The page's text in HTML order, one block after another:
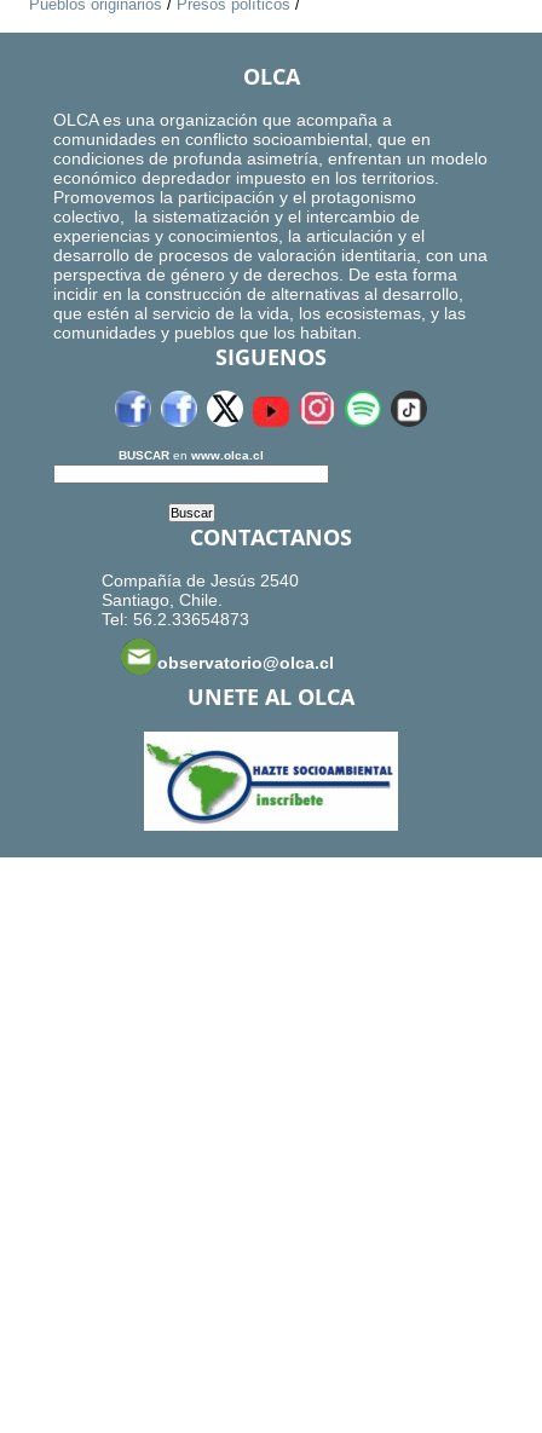
Pueblos originarios / Presos políticos /
OLCA
OLCA es una organización que acompaña a
comunidades en conflicto socioambiental, que en
condiciones de profunda asimetría, enfrentan un modelo
económico depredador impuesto en los territorios.
Promovemos la participación y el protagonismo
colectivo, la sistematización y el intercambio de
experiencias y conocimientos, la articulación y el
desarrollo de procesos de valoración identitaria, con una
perspectiva de género y de derechos. De esta forma
incidir en la construcción de alternativas al desarrollo,
que estén al servicio de la vida, los ecosistemas, y las
comunidades y pueblos que los habitan.
SIGUENOS
BUSCAR en www.olca.cl
CONTACTANOS
Compañía de Jesús 2540
Santiago, Chile.
Tel: 56.2.33654873
observatorio@olca.cl
UNETE AL OLCA